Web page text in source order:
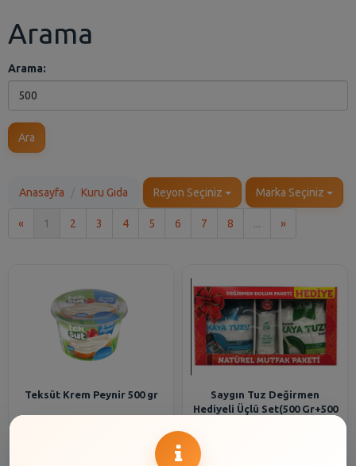
Arama
Arama:
Ara
Anasayfa Kuru Gıda Reyon Seçiniz Marka Seçiniz
« 1 2 3 4 5 6 7 8 ... »Son
Teksüt Krem Peynir 500 gr
Saygın Tuz Değirmen
Hediyeli Üçlü Set(500 Gr+500